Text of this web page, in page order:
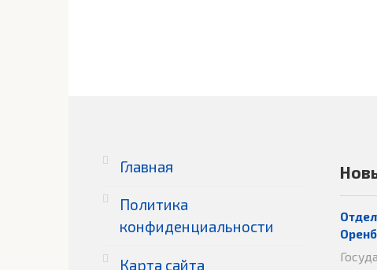
Главная
Политика
конфиденциальности
Карта сайта